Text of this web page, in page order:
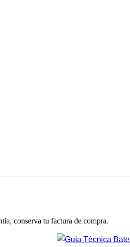
conserva tu factura de compra.